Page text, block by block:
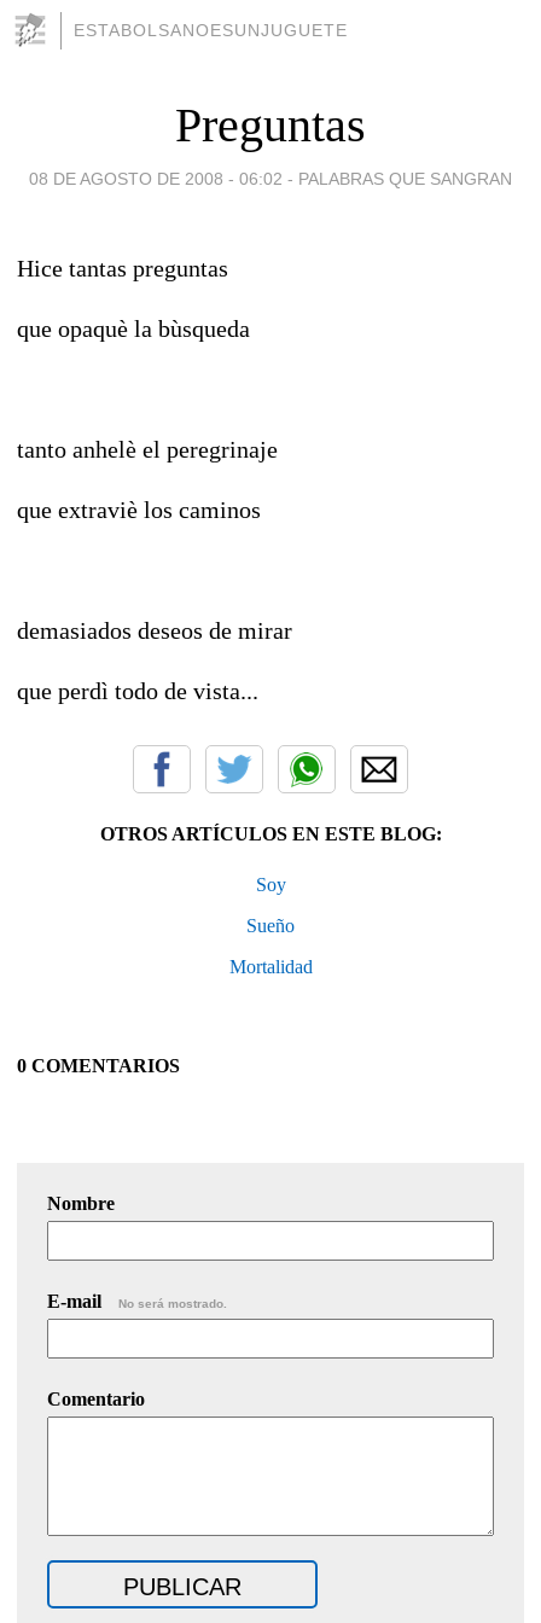
ESTABOLSANOESUNJUGUETE
Preguntas
08 DE AGOSTO DE 2008 - 06:02 - PALABRAS QUE SANGRAN
Hice tantas preguntas
que opaquè la bùsqueda
tanto anhelè el peregrinaje
que extraviè los caminos
demasiados deseos de mirar
que perdì todo de vista...
OTROS ARTÍCULOS EN ESTE BLOG:
Soy
Sueño
Mortalidad
0 COMENTARIOS
Nombre
E-mail No será mostrado.
Comentario